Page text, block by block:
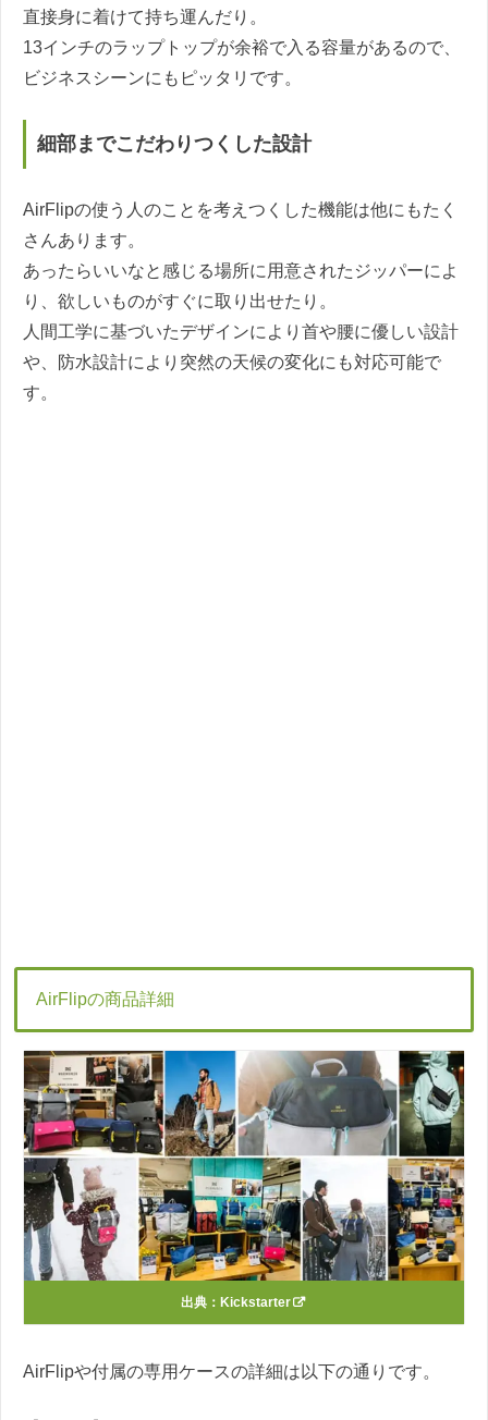
直接身に着けて持ち運んだり。
13インチのラップトップが余裕で入る容量があるので、
ビジネスシーンにもピッタリです。
細部までこだわりつくした設計
AirFlipの使う人のことを考えつくした機能は他にもたく
さんあります。
あったらいいなと感じる場所に用意されたジッパーによ
り、欲しいものがすぐに取り出せたり。
人間工学に基づいたデザインにより首や腰に優しい設計
や、防水設計により突然の天候の変化にも対応可能で
す。
AirFlipの商品詳細
出典： Kickstarter
AirFlipや付属の専用ケースの詳細は以下の通りです。